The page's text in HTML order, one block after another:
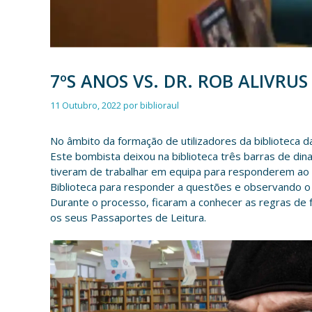
7ºS ANOS VS. DR. ROB ALIVRUS
11 Outubro, 2022porbiblioraul
No âmbito da formação de utilizadores da biblioteca
Este bombista deixou na biblioteca três barras de
tiveram de trabalhar em equipa para responderem
Biblioteca para responder a questões e observando
Durante o processo, ficaram a conhecer as regras
os seus Passaportes de Leitura.